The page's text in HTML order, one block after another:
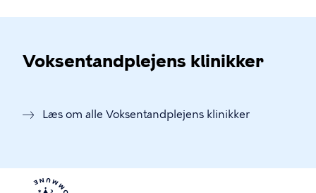
Voksentandplejens klinikker
Læs om alle Voksentandplejens klinikker